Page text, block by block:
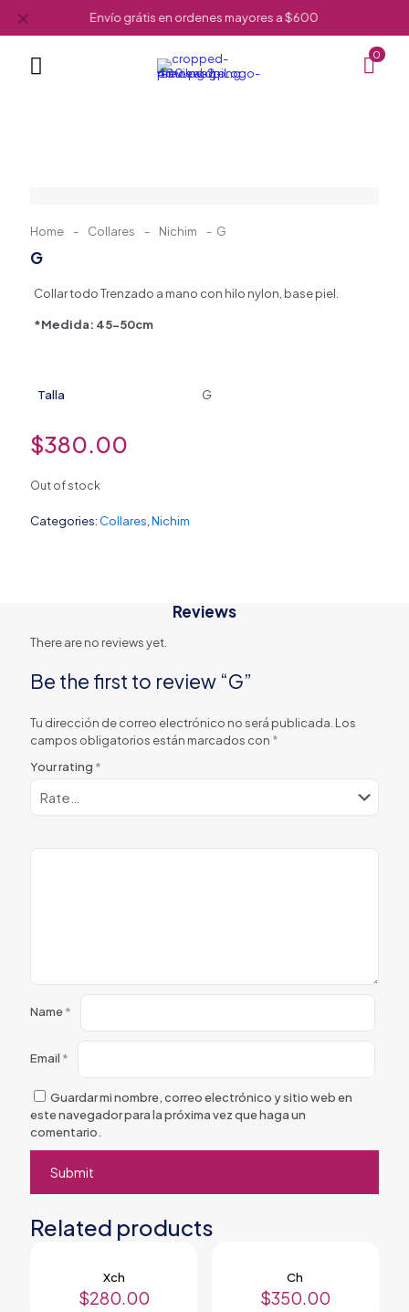
Envío grátis en ordenes mayores a $600
✕
0
Home - Collares - Nichim - G
G
Collar todo Trenzado a mano con hilo nylon, base piel.
*Medida: 45-50cm
Talla G
$380.00
Out of stock
Categories: Collares Nichim
Reviews
There are no reviews yet.
Be the first to review “G”
Tu dirección de correo electrónico no será publicada. Los
campos obligatorios están marcados con *
Your rating *
Name*
Email *
Guardar mi nombre, correo electrónico y sitio web en
este navegador para la próxima vez que haga un
comentario.
Related products
Xch
$280.00
Ch
$350.00